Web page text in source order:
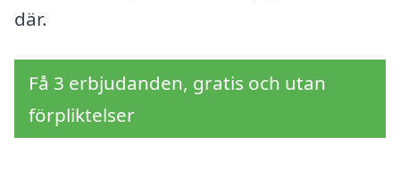
där.
Få 3 erbjudanden, gratis och utan
förpliktelser